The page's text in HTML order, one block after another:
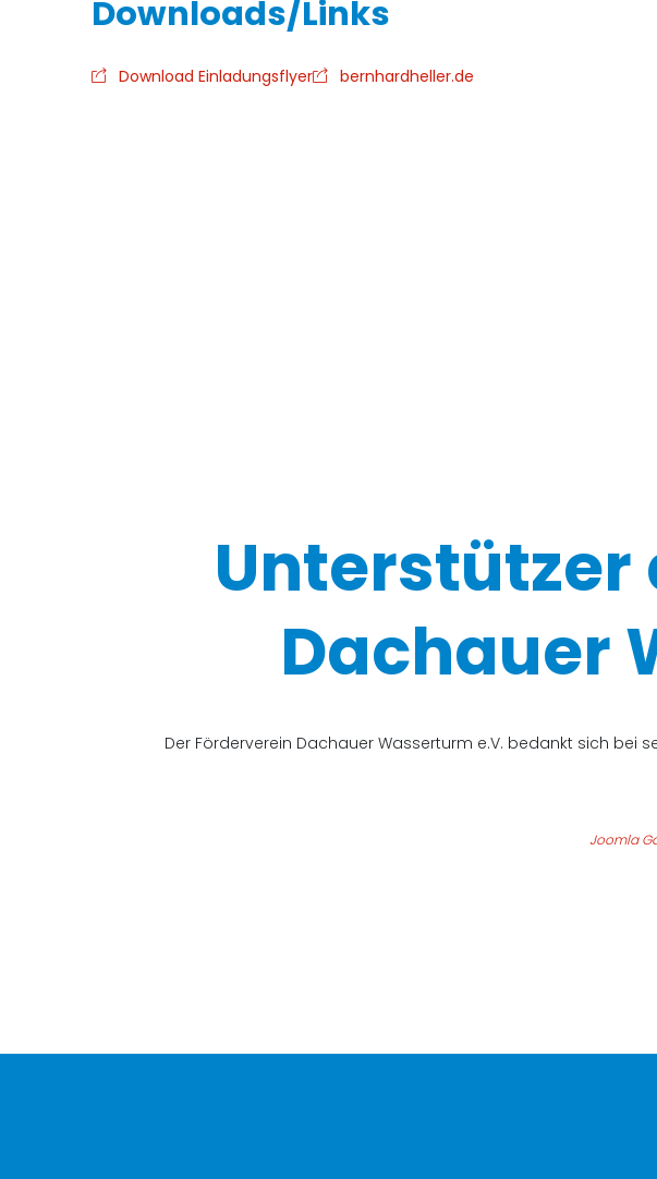
Download Einladungsflyer bernhardheller.de
Unterstützer
Dachauer
Der Förderverein Dachauer Wasserturm e.V. bedankt sich
Joomla